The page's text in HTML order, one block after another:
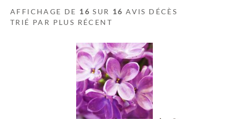
AFFICHAGE DE 16 SUR 16 AVIS DÉCÈS
TRIÉ PAR PLUS RÉCENT